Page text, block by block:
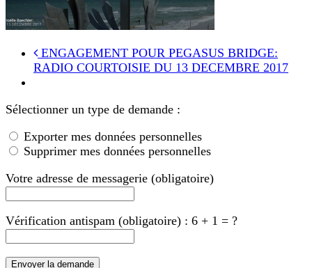
ENGAGEMENT POUR PEGASUS BRIDGE:
RADIO COURTOISIE DU 13 DECEMBRE 2017
Sélectionner un type de demande :
Exporter mes données personnelles
Supprimer mes données personnelles
Votre adresse de messagerie (obligatoire)
Vérification antispam (obligatoire) : 6 + 1 = ?